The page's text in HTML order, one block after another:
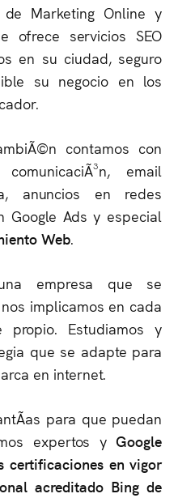
Marketing Online y
ofrece servicios SEO
en su ciudad, seguro
su negocio en los
contamos con
email
anuncios en redes
Google Ads y especial
Web.
empresa que se
implicamos en cada
propio. Estudiamos y
que se adapte para
en internet.
para que puedan
expertos yGoogle
certificaciones en vigor
acreditado Bing de